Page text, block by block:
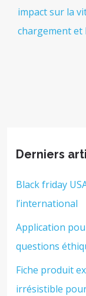
impact sur la
chargement et
Derniers
Black friday
l’international
Application
questions
Fiche produit
irrésistible pour